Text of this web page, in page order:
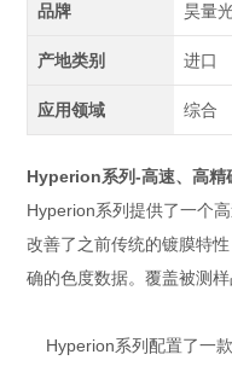
品牌 昊量
产地类别 进口
应用领域 综合
Hyperion系列-高速、高精
Hyperion系列提供了一个
改善了之前传统的镀膜特
确的色度数据。覆盖被测样
Hyperion系列配置了一